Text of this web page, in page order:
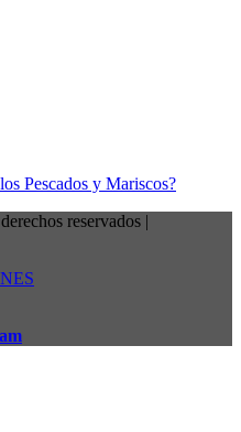
Pescados y Mariscos?
reservados |